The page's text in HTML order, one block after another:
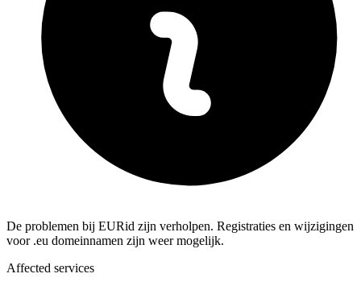
De problemen bij EURid zijn verholpen. Registraties en wijzigingen
voor .eu domeinnamen zijn weer mogelijk.
Affected services